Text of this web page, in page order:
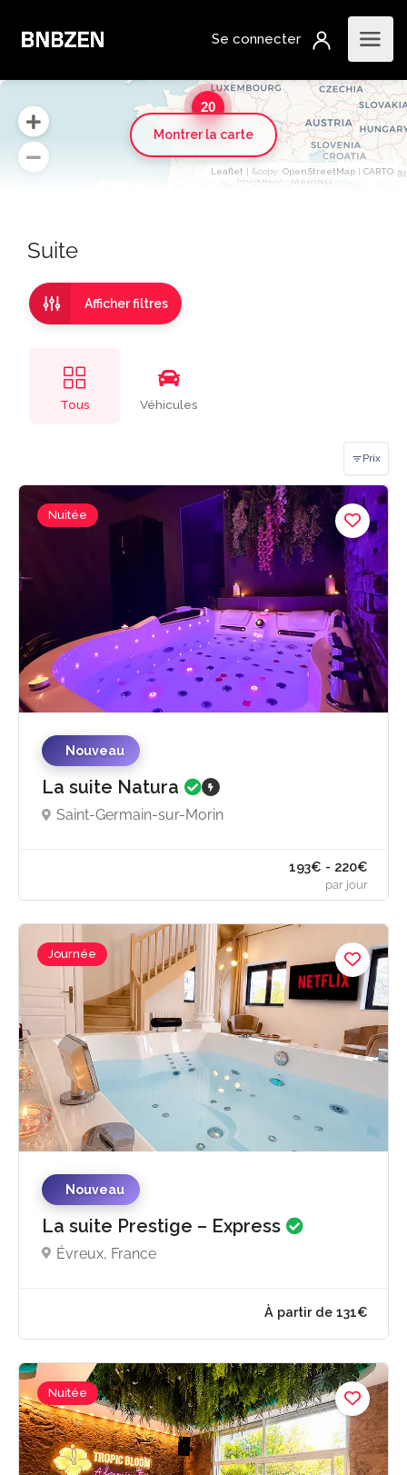
Suite
Afficher filtres
Tous Véhicules
Prix
Nuitée
Nouveau
La suite Natura
Saint-Germain-sur-Morin
193€ -
par
Journée
Nouveau
La suite Prestige – Express
Évreux, France
À partir de
Nuitée
20
Leaflet | &​copy; OpenStreetMap | CARTO
Montrer la carte